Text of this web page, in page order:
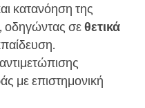
κατανόηση της
οδηγώντας σεθετικά
με επιστημονική